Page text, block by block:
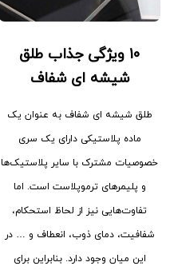
10 ویژگی جذاب طلق
شیشه ای شفاف
طلق شیشه ای شفاف به عنوان یک
ماده پلاستیکی دارای یک سری
خصوصیات مشترک با سایر پلاستیک‌ها
و پلیمرهای ترموپلاست است. اما
تفاوت‌هایی نیز از لحاظ استحکام،
شفافیت، دمای ذوب، انعطاف و … در
این میان وجود دارد. بنابراین برای